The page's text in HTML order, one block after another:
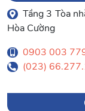
Tầng 3 Tòa
Hòa Cường
0903 003
(023)